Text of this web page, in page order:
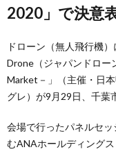
2020」で決意
ドローン（無人飛行機
Drone（ジャパンドロー
Market－」（主催・日
グレ）が9月29日、千葉
会場で行ったパネルセ
むANAホールディング